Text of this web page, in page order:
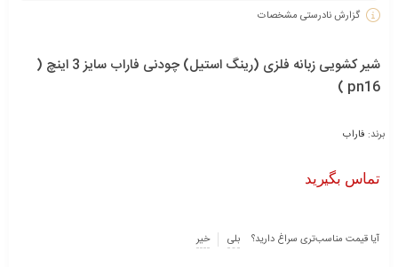
گزارش نادرستی مشخصات
شیر کشویی زبانه فلزی (رینگ استیل) چودنی فاراب سایز 3 اینچ (
pn16 )
برند: فاراب
تماس بگیرید
آیا قیمت مناسب‌تری سراغ دارید؟ بلی خیر